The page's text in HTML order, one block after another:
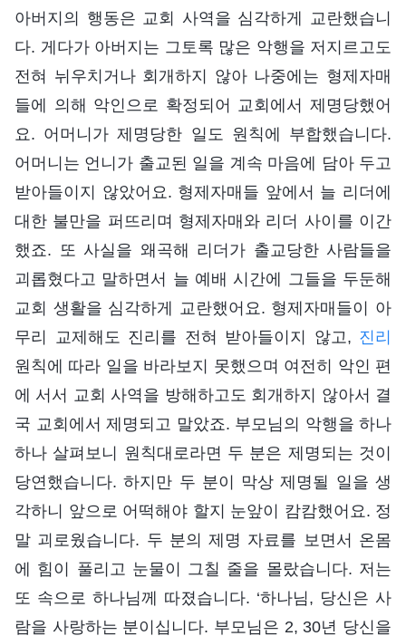
아버지의 행동은 교회 사역을 심각하게 교란했습니
다. 게다가 아버지는 그토록 많은 악행을 저지르고도
전혀 뉘우치거나 회개하지 않아 나중에는 형제자매
들에 의해 악인으로 확정되어 교회에서 제명당했어
요. 어머니가 제명당한 일도 원칙에 부합했습니다.
어머니는 언니가 출교된 일을 계속 마음에 담아 두고
받아들이지 않았어요. 형제자매들 앞에서 늘 리더에
대한 불만을 퍼뜨리며 형제자매와 리더 사이를 이간
했죠. 또 사실을 왜곡해 리더가 출교당한 사람들을
괴롭혔다고 말하면서 늘 예배 시간에 그들을 두둔해
교회 생활을 심각하게 교란했어요. 형제자매들이 아
무리 교제해도 진리를 전혀 받아들이지 않고, 진리
원칙에 따라 일을 바라보지 못했으며 여전히 악인 편
에 서서 교회 사역을 방해하고도 회개하지 않아서 결
국 교회에서 제명되고 말았죠. 부모님의 악행을 하나
하나 살펴보니 원칙대로라면 두 분은 제명되는 것이
당연했습니다. 하지만 두 분이 막상 제명될 일을 생
각하니 앞으로 어떡해야 할지 눈앞이 캄캄했어요. 정
말 괴로웠습니다. 두 분의 제명 자료를 보면서 온몸
에 힘이 풀리고 눈물이 그칠 줄을 몰랐습니다. 저는
또 속으로 하나님께 따졌습니다. ‘하나님, 당신은 사
람을 사랑하는 분이십니다. 부모님은 2, 30년 당신을